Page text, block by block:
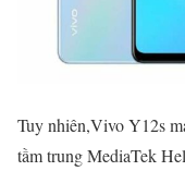
Tuy nhiên,Vivo Y12s
tầm trung MediaTek